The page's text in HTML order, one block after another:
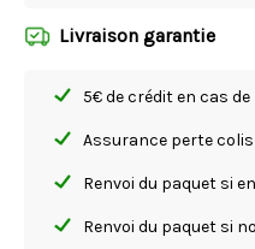
Livraison garantie
5€ de crédit en cas
Assurance perte colis
Renvoi du paquet si
Renvoi du paquet si